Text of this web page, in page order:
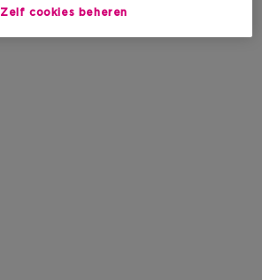
Zelf cookies beheren